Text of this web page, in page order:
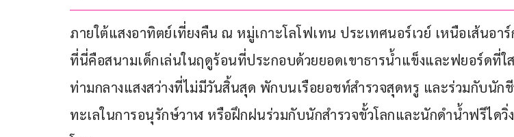
ภายใต้แสงอาทิตย์เที่ยงคืน ณ หมู่เกาะโลโฟเทน ประเทศนอร์เวย์ เหนือเส้นอาร์
ที่นี่คือสนามเด็กเล่นในฤดูร้อนที่ประกอบด้วยยอดเขาธารน้ำแข็งและฟยอร์ดที่ใ
ท่ามกลางแสงสว่างที่ไม่มีวันสิ้นสุด พักบนเรือยอชท์สำรวจสุดหรู และร่วมกับนักชี
ทะเลในการอนุรักษ์วาฬ หรือฝึกฝนร่วมกับนักสำรวจขั้วโลกและนักดำน้ำฟรีได